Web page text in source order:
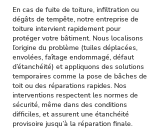
En cas de fuite de toiture, infiltration ou
dégâts de tempête, notre entreprise de
toiture intervient rapidement pour
protéger votre bâtiment. Nous localisons
l’origine du problème (tuiles déplacées,
envolées, faîtage endommagé, défaut
d’étanchéité) et appliquons des solutions
temporaires comme la pose de bâches de
toit ou des réparations rapides. Nos
interventions respectent les normes de
sécurité, même dans des conditions
difficiles, et assurent une étanchéité
provisoire jusqu’à la réparation finale.